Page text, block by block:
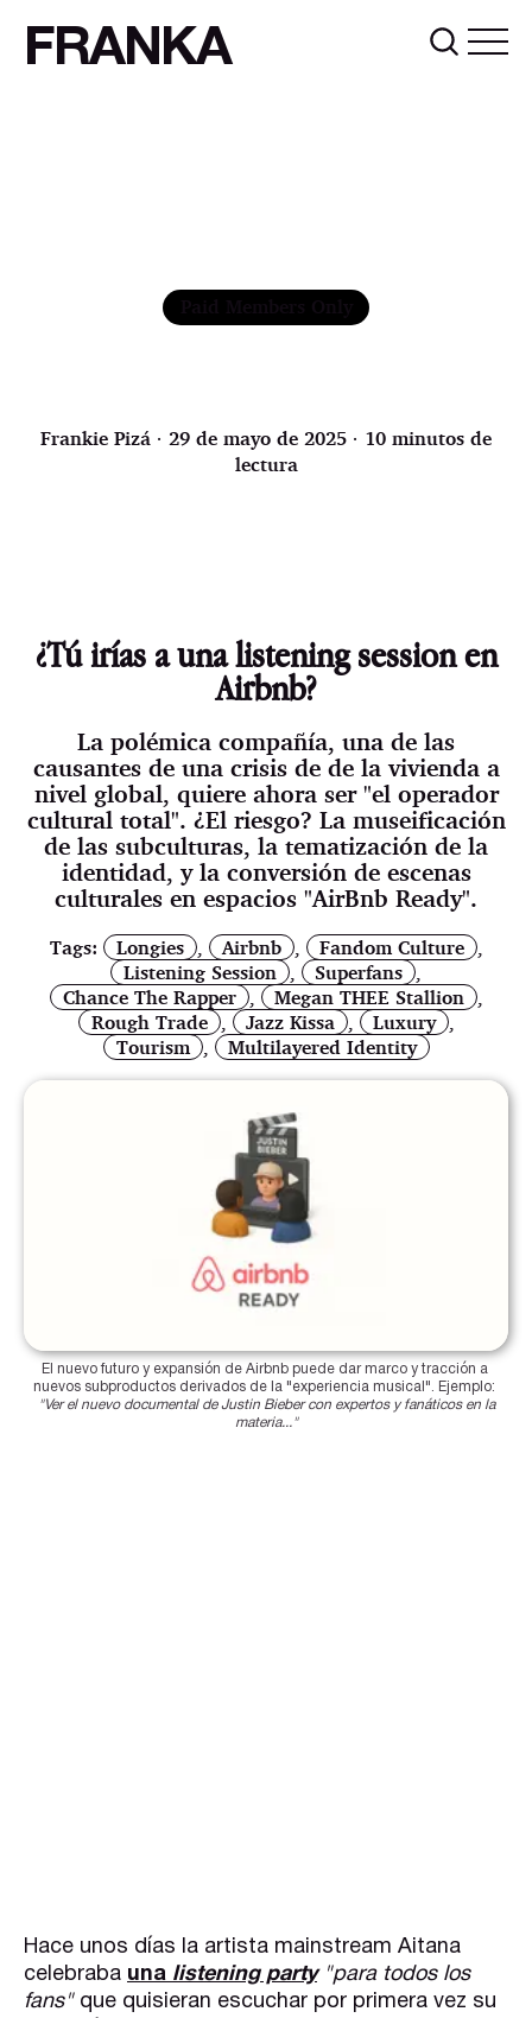
FRANKA
Frankie Pizá ∙ 29 de mayo de 2025 ∙ 10 minutos de
lectura
¿Tú irías a una listening session en
Airbnb?
La polémica compañía, una de las
causantes de una crisis de de la vivienda a
nivel global, quiere ahora ser "el operador
cultural total". ¿El riesgo? La museificación
de las subculturas, la tematización de la
identidad, y la conversión de escenas
culturales en espacios "AirBnb Ready".
Tags: Longies , Airbnb , Fandom Culture ,
Listening Session
Superfans
Chance The Rapper , Megan THEE Stallion ,
Rough Trade , Jazz Kissa , Luxury ,
Tourism , Multilayered Identity
El nuevo futuro y expansión de Airbnb puede dar marco y tracción a
"Ver el nuevo documental de Justin Bieber con expertos y fanáticos en la
materia..."
Hace unos días la artista mainstream Aitana
celebraba una listening party"para todos los
fans"que quisieran escuchar por primera vez su